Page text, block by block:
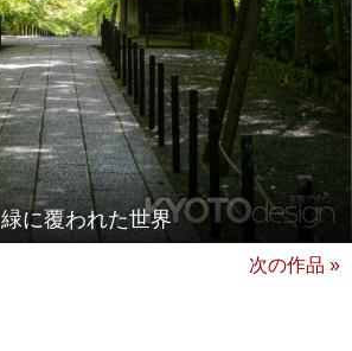
緑に覆われた世界
次の作品 »